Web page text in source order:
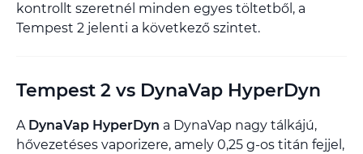
kontrollt szeretnél minden egyes töltetből, a
Tempest 2 jelenti a következő szintet.
Tempest 2 vs DynaVap HyperDyn
A DynaVap HyperDyn a DynaVap nagy tálkájú,
hővezetéses vaporizere, amely 0,25 g-os titán fejjel,